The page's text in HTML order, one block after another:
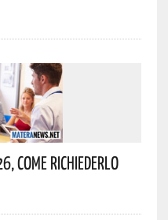
Come Richiederlo